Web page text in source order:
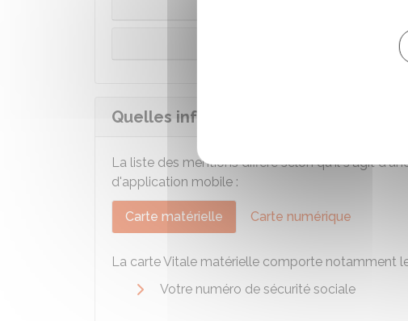
Votre première carte Vitale
Votre enfant a
Quelles informations contient la carte
La liste des mentions diffère selon qu'il s'agit
d'application mobile :
Carte matérielle Carte numérique
La carte Vitale matérielle comporte notamment
Votre numéro de sécurité sociale